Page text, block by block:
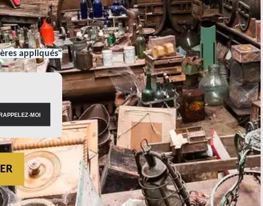
appliqués"